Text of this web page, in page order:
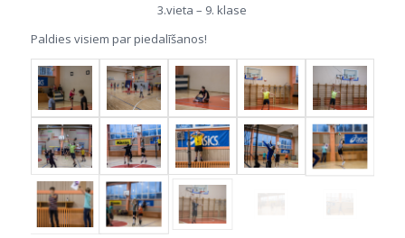
3.vieta – 9. klase
Paldies visiem par piedalīšanos!